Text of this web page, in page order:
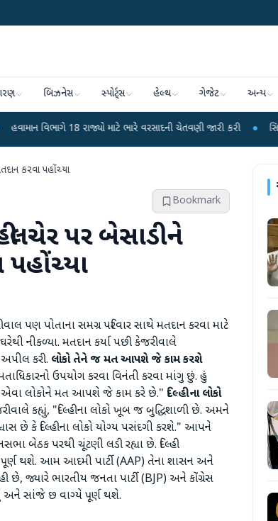
બિઝનેસ સ્પોર્ટ્સ હેલ્થ ગેજેટ અન્ય
18 રાજ્યો માટે ભારે વરસાદની ચેતવણી જારી કરી ● સિદ્ધપુરથી બોમ્બ
કરવા પહોંચ્યા
Bookmark
પર બેસાડીને
પણ પોતાના સમગ્ર પરિવાર સાથે મતદાન કરવા માટે
નીકળ્યા. મતદાન કર્યા પછી કેજરીવાલે
અપીલ કરી. લોકો તેને જ મત આપશે જે કામ કરશે
ઉપયોગ કરવા વિનંતી કરવા માંગુ છું. હું
એવા લોકોને મત આપશે જે કામ કરે છે." દિલ્હીના લોકો
કહ્યું, "દિલ્હીના લોકો ખૂબ જ બુદ્ધિશાળી છે. અમને
છે કે દિલ્હીના લોકો યોગ્ય પસંદગી કરશે." આપને
બેઠક પરથી ચૂંટણી લડી રહ્યા છે. દિલ્હી
થશે. આમ આદમી પાર્ટી (AAP) તેના શાસન અને
જ્યારે ભારતીય જનતા પાર્ટી (BJP) અને કોંગ્રેસ
અને સાંજે છ વાગ્યે પૂર્ણ થશે.